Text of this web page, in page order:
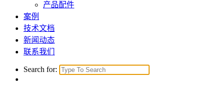
产品配件
案例
技术文档
新闻动态
联系我们
Search for: